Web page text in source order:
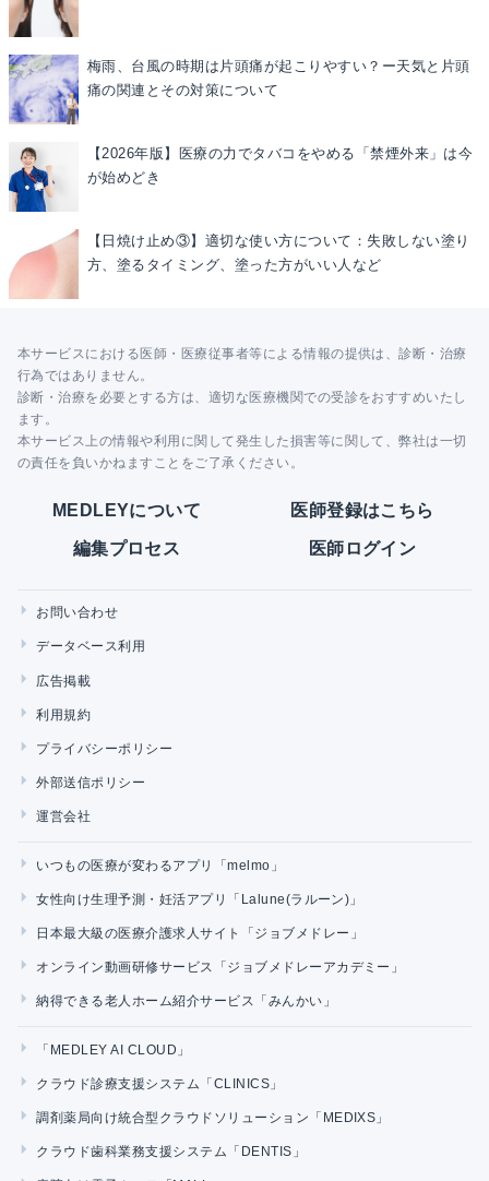
梅雨、台風の時期は片頭痛が起こりやすい？ー天気と片頭
痛の関連とその対策について
【2026年版】医療の力でタバコをやめる「禁煙外来」は今
が始めどき
【日焼け止め③】適切な使い方について：失敗しない塗り
方、塗るタイミング、塗った方がいい人など
本サービスにおける医師・医療従事者等による情報の提供は、診断・治療
行為ではありません。
診断・治療を必要とする方は、適切な医療機関での受診をおすすめいたし
ます。
本サービス上の情報や利用に関して発生した損害等に関して、弊社は一切
の責任を負いかねますことをご了承ください。
MEDLEYについて 医師登録はこちら
編集プロセス 医師ログイン
お問い合わせ
データベース利用
広告掲載
利用規約
プライバシーポリシー
外部送信ポリシー
運営会社
いつもの医療が変わるアプリ「melmo」
女性向け生理予測・妊活アプリ「Lalune(ラルーン)」
日本最大級の医療介護求人サイト「ジョブメドレー」
オンライン動画研修サービス「ジョブメドレーアカデミー」
納得できる老人ホーム紹介サービス「みんかい」
「MEDLEY AI CLOUD」
クラウド診療支援システム「CLINICS」
調剤薬局向け統合型クラウドソリューション「MEDIXS」
クラウド歯科業務支援システム「DENTIS」